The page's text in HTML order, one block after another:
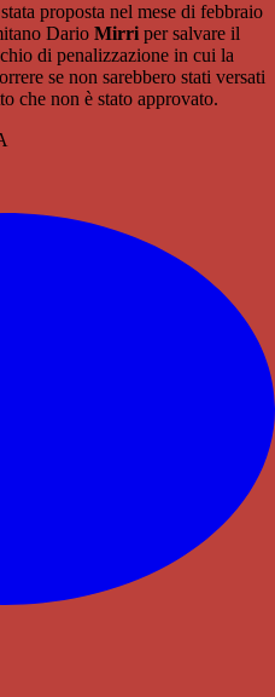
proposta nel mese di febbraio
Dario Mirri per salvare il
di penalizzazione in cui la
se non sarebbero stati versati
che non è stato approvato.